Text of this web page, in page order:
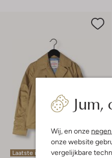
Jum,
Wij, en onze
onze website
vergelijkbare
Laatste items